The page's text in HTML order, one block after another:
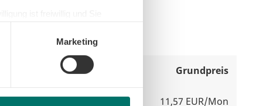
Marketing
Bremerhaven
Verbrauchspreis Grundpreis
11,57 EUR/Mon